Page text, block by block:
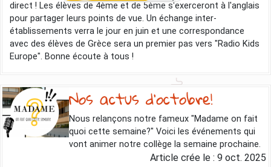
direct ! Les élèves de 4ème et de 5ème s'exerceront à l'anglais
pour partager leurs points de vue. Un échange inter-
établissements verra le jour en juin et une correspondance
avec des élèves de Grèce sera un premier pas vers "Radio Kids
Europe". Bonne écoute à tous !
Nos actus d'octobre!
Nous relançons notre fameux "Madame on fait
quoi cette semaine?" Voici les événements qui
vont animer notre collège la semaine prochaine.
Article crée le : 9 oct. 2025